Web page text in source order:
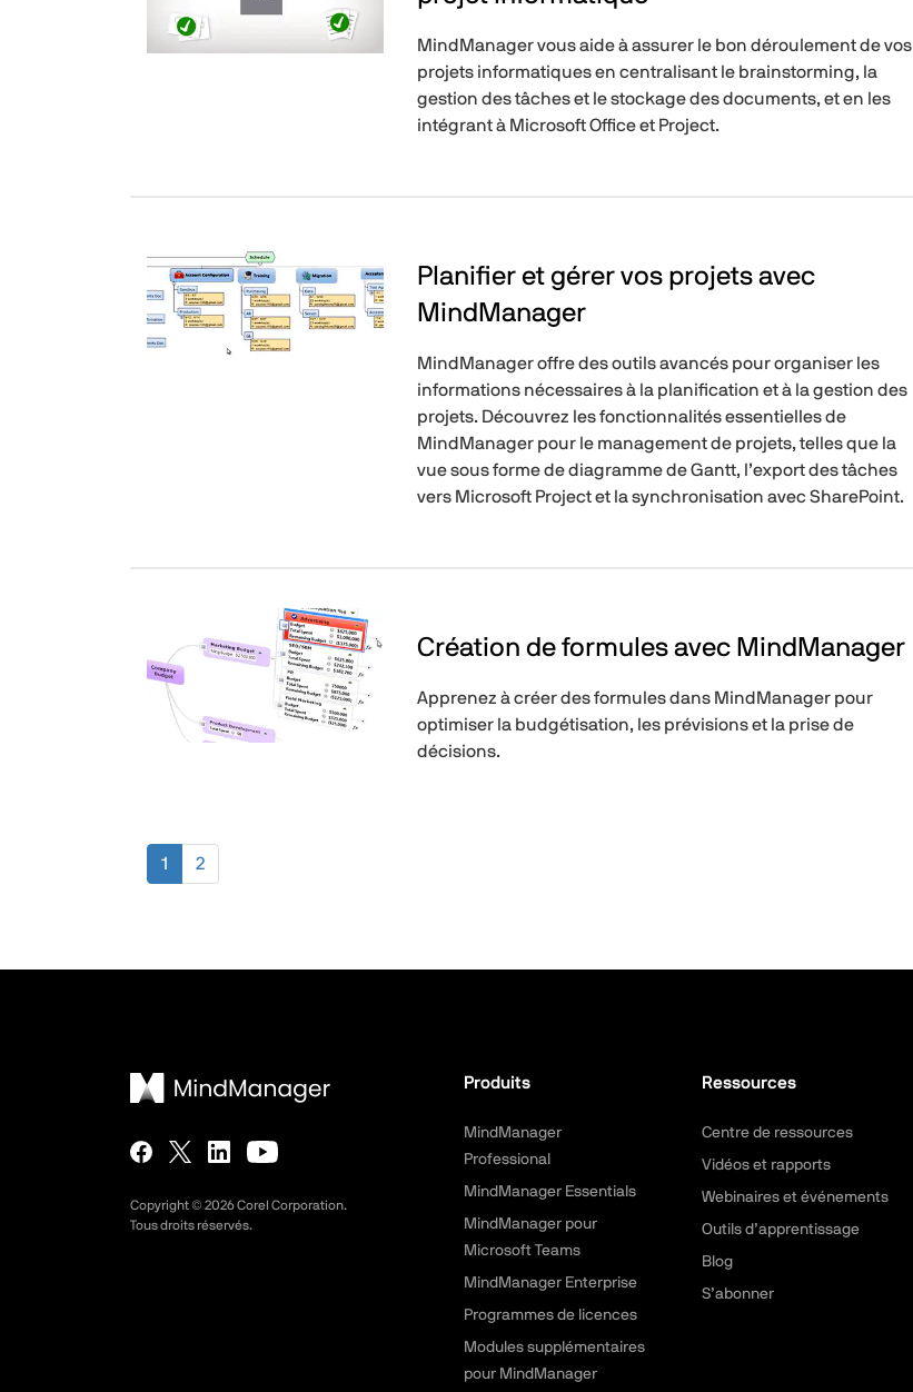
MindManager vous aide à assurer le bon déroulement de vos
projets informatiques en centralisant le brainstorming, la
gestion des tâches et le stockage des documents, et en les
intégrant à Microsoft Office et Project.
Planifier et gérer vos projets avec
MindManager
MindManager offre des outils avancés pour organiser les
informations nécessaires à la planification et à la gestion des
projets. Découvrez les fonctionnalités essentielles de
MindManager pour le management de projets, telles que la
vue sous forme de diagramme de Gantt, l’export des tâches
vers Microsoft Project et la synchronisation avec SharePoint.
Création de formules avec MindManager
Apprenez à créer des formules dans MindManager pour
optimiser la budgétisation, les prévisions et la prise de
décisions.
1 2
Copyright © 2026Corel Corporation.
Tous droits réservés.
Produits
MindManager
Professional
MindManager Essentials
MindManager pour
Microsoft Teams
MindManager Enterprise
Programmes de licences
Modules supplémentaires
pour MindManager
Ressources
Centre de ressources
Vidéos et rapports
Webinaires et événements
Outils d’apprentissage
Blog
S’abonner